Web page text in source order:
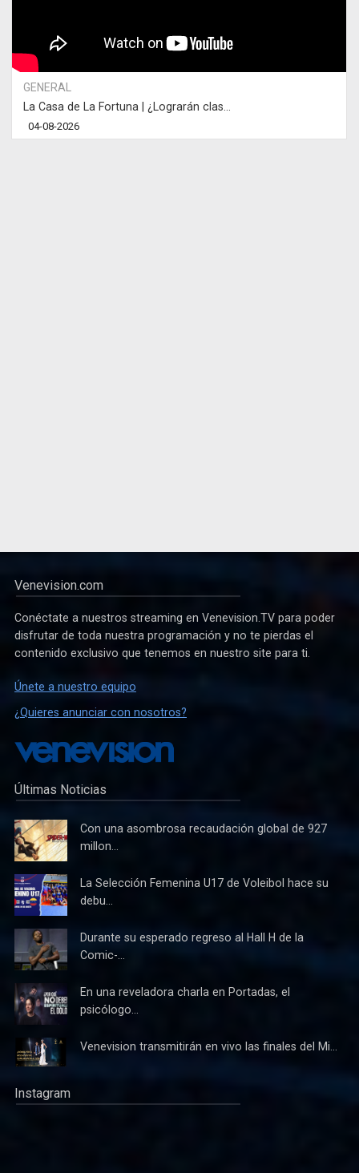
GENERAL
La Casa de La Fortuna | ¿Lograrán clas...
04-08-2026
Venevision.com
Conéctate a nuestros streaming en Venevision.TV para poder
disfrutar de toda nuestra programación y no te pierdas el
contenido exclusivo que tenemos en nuestro site para ti.
Únete a nuestro equipo
¿Quieres anunciar con nosotros?
Últimas Noticias
Con una asombrosa recaudación global de 927
millon...
La Selección Femenina U17 de Voleibol hace su
debu...
Durante su esperado regreso al Hall H de la
Comic-...
En una reveladora charla en Portadas, el
psicólogo...
Venevision transmitirán en vivo las finales del Mi...
Instagram